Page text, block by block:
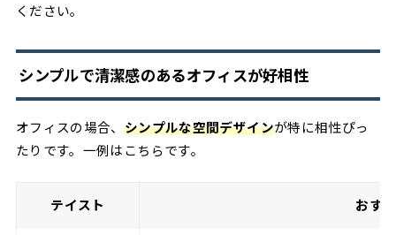
ください。
シンプルで清潔感のあるオフィスが好相性
オフィスの場合、 シンプルな空間デザインが特に相性ぴっ
たりです。一例はこちらです。
テイスト おす